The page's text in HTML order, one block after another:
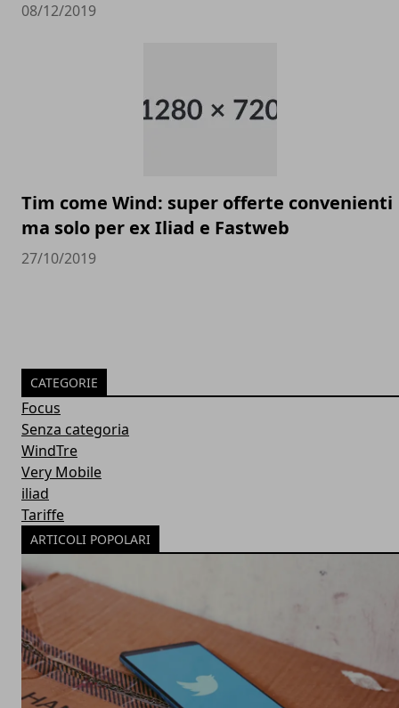
08/12/2019
Tim come Wind: super offerte convenienti
ma solo per ex Iliad e Fastweb
27/10/2019
CATEGORIE
Focus
Senza categoria
WindTre
Very Mobile
iliad
Tariffe
ARTICOLI POPOLARI